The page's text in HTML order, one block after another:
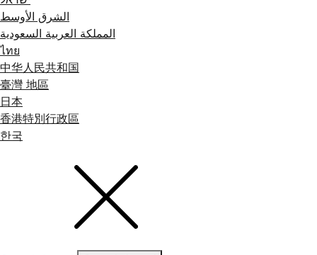
الشرق الأوسط
المملكة العربية السعودية
ไทย
中华人民共和国
臺灣 地區
日本
香港特別行政區
한국